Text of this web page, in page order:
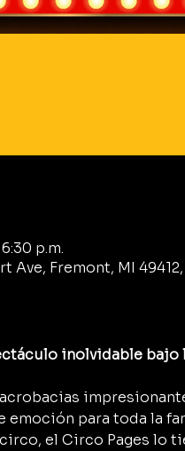
p.m.
Fremont, MI 49412,
inolvidable bajo
para toda la
el Circo Pages lo